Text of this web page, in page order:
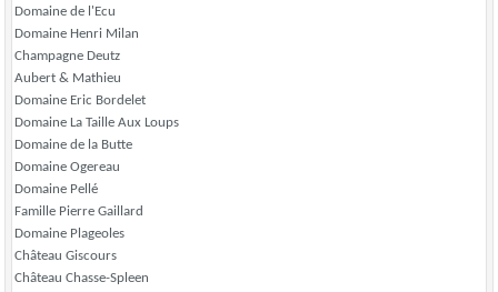
Domaine de l'Ecu
Domaine Henri Milan
Champagne Deutz
Aubert & Mathieu
Domaine Eric Bordelet
Domaine La Taille Aux Loups
Domaine de la Butte
Domaine Ogereau
Domaine Pellé
Famille Pierre Gaillard
Domaine Plageoles
Château Giscours
Château Chasse-Spleen